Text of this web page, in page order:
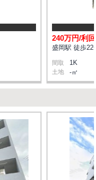
240万円/利
盛岡駅 徒歩22
間取 1K
土地 -㎡